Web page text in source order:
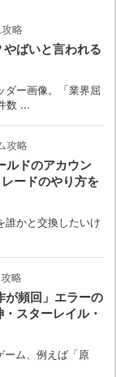
略
ばいと言われる
ダー画像。「業界屈
数 ...
攻略
ルドのアカウン
ードのやり方を
誰かと交換したいけ
略
が頻回」エラーの
スターレイル・
ム、例えば「原